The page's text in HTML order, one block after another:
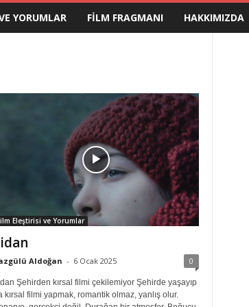
YORUMLAR FILM FRAGMANI HAKKIMIZDA
Eleştirisi ve Yorumlar
Aldoğan - 6 Ocak 2025 0
Şehirden kırsal filmi çekilemiyor Şehirde yaşayıp
kırsal filmi yapmak, romantik olmaz, yanlış olur.